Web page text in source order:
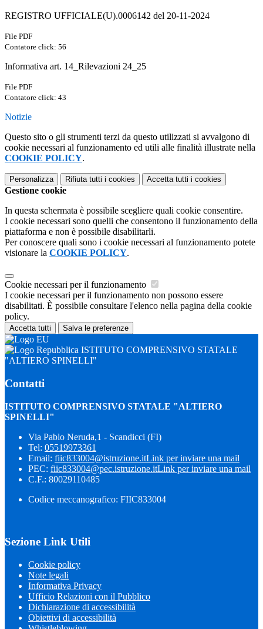
REGISTRO UFFICIALE(U).0006142 del 20-11-2024
File PDF
Contatore click: 56
Informativa art. 14_Rilevazioni 24_25
File PDF
Contatore click: 43
Notizie
Questo sito o gli strumenti terzi da questo utilizzati si avvalgono di
cookie necessari al funzionamento ed utili alle finalità illustrate nella
COOKIE POLICY.
Personalizza Rifiuta tutti i cookies Accetta tutti i cookies
Gestione cookie
In questa schermata è possibile scegliere quali cookie consentire.
I cookie necessari sono quelli che consentono il funzionamento della
piattaforma e non è possibile disabilitarli.
Per conoscere quali sono i cookie necessari al funzionamento potete
visionare la COOKIE POLICY.
Cookie necessari per il funzionamento
I cookie necessari per il funzionamento non possono essere
disabilitati. È possibile consultare l'elenco nella pagina della cookie
policy.
Accetta tutti Salva le preferenze
ISTITUTO COMPRENSIVO STATALE
"ALTIERO SPINELLI"
Contatti
ISTITUTO COMPRENSIVO STATALE "ALTIERO
SPINELLI"
Via Pablo Neruda,1 - Scandicci (FI)
Tel: 05519973361
Email: fiic833004@istruzione.itLink per inviare una mail
PEC: fiic833004@pec.istruzione.itLink per inviare una mail
C.F.: 80029110485
Codice meccanografico: FIIC833004
Sezione Link Utili
Cookie policy
Note legali
Informativa Privacy
Ufficio Relazioni con il Pubblico
Dichiarazione di accessibilità
Obiettivi di accessibilità